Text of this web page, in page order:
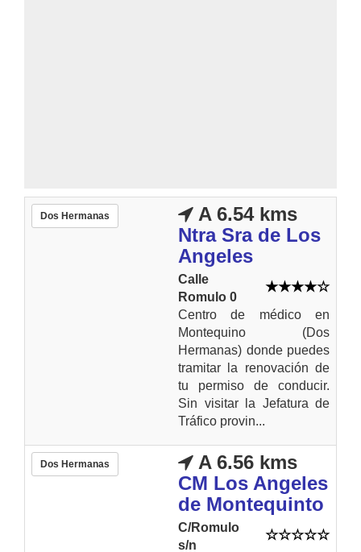
Dos Hermanas
A 6.54 kms
Ntra Sra de Los
Angeles
Calle
Romulo 0
Centro de médico en
Montequino (Dos
Hermanas) donde puedes
tramitar la renovación de
tu permiso de conducir.
Sin visitar la Jefatura de
Tráfico provin...
Dos Hermanas
A 6.56 kms
CM Los Angeles
de Montequinto
C/Romulo
s/n